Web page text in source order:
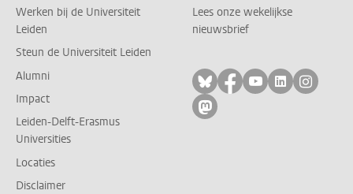
Werken bij de Universiteit
Leiden
Steun de Universiteit Leiden
Alumni
Impact
Leiden-Delft-Erasmus
Universities
Locaties
Disclaimer
Lees onze wekelijkse
nieuwsbrief
Volg ons op bluesky
Volg ons op
Volg ons op
Volg ons
Volg
Volg ons op mastodon